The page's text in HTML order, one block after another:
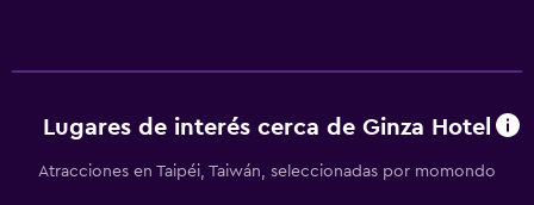
Lugares de interés cerca de Ginza Hotel
Atracciones en Taipéi, Taiwán, seleccionadas por momondo